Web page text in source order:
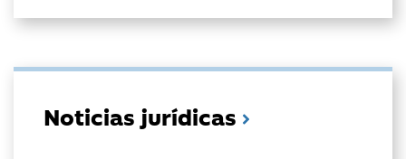
Noticias jurídicas